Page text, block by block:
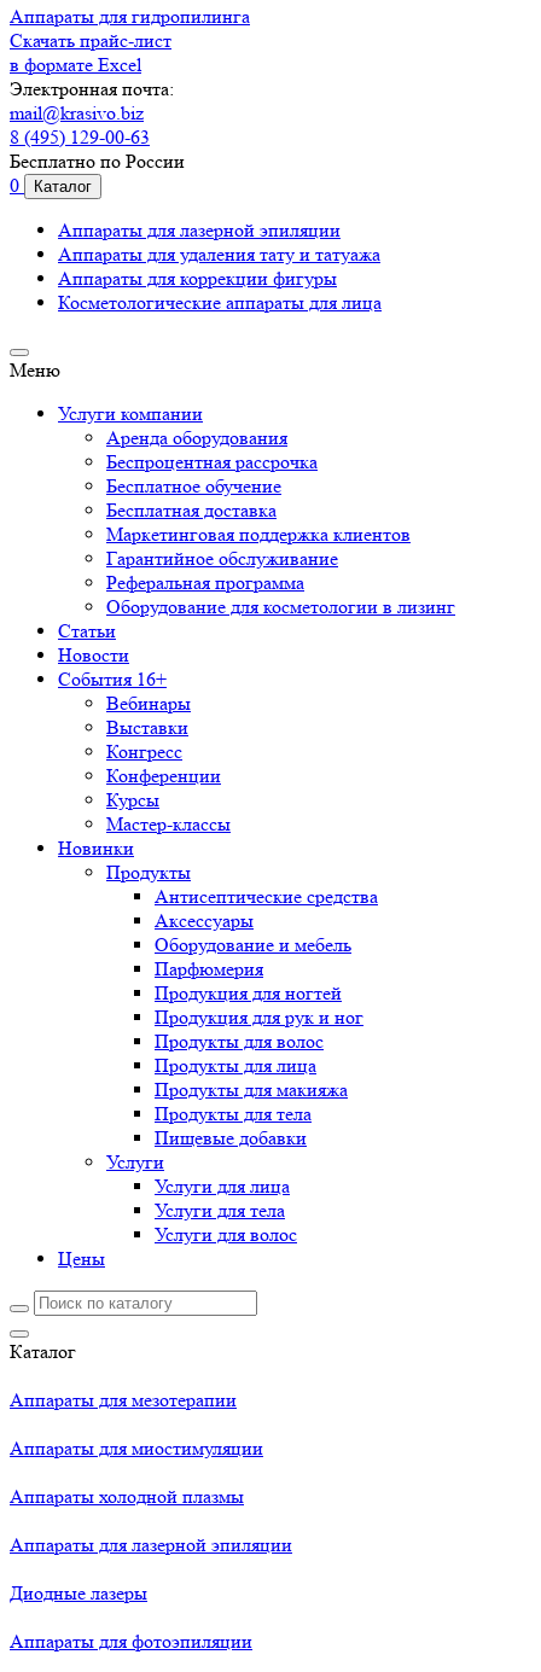
Аппараты для гидропилинга
Скачать прайс-лист
в формате Excel
Электронная почта:
mail@krasivo.biz
8 (495) 129-00-63
Бесплатно по России
0
Каталог
Аппараты для лазерной эпиляции
Аппараты для удаления тату и татуажа
Аппараты для коррекции фигуры
Косметологические аппараты для лица
Меню
Услуги компании
Аренда оборудования
Беспроцентная рассрочка
Бесплатное обучение
Бесплатная доставка
Маркетинговая поддержка клиентов
Гарантийное обслуживание
Реферальная программа
Оборудование для косметологии в лизинг
Статьи
Новости
События 16+
Вебинары
Выставки
Конгресс
Конференции
Курсы
Мастер-классы
Новинки
Продукты
Антисептические средства
Аксессуары
Оборудование и мебель
Парфюмерия
Продукция для ногтей
Продукция для рук и ног
Продукты для волос
Продукты для лица
Продукты для макияжа
Продукты для тела
Пищевые добавки
Услуги
Услуги для лица
Услуги для тела
Услуги для волос
Цены
Каталог
Аппараты для мезотерапии
Аппараты для миостимуляции
Аппараты холодной плазмы
Аппараты для лазерной эпиляции
Диодные лазеры
Аппараты для фотоэпиляции